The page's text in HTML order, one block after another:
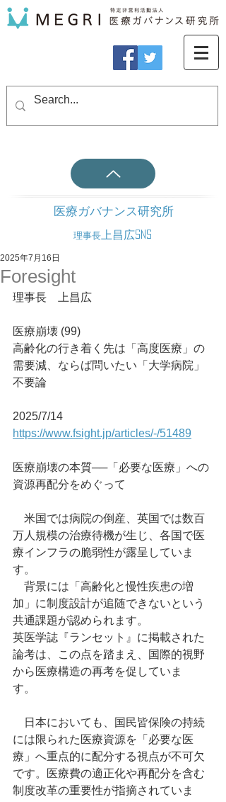
医療ガバナンス研究所
理事長 上昌広SNS
Foresight
2025年7月16日
理事長　上昌広
医療崩壊 (99)
高齢化の行き着く先は「高度医療」の
需要減、ならば問いたい「大学病院」
不要論
2025/7/14
https://www.fsight.jp/articles/-/51489
医療崩壊の本質──「必要な医療」への
資源再配分をめぐって
米国では病院の倒産、英国では数百
万人規模の治療待機が生じ、各国で医
療インフラの脆弱性が露呈していま
す。
背景には「高齢化と慢性疾患の増
加」に制度設計が追随できないという
共通課題が認められます。
英医学誌『ランセット』に掲載された
論考は、この点を踏まえ、国際的視野
から医療構造の再考を促していま
す。
日本においても、国民皆保険の持続
には限られた医療資源を「必要な医
療」へ重点的に配分する視点が不可欠
です。医療費の適正化や再配分を含む
制度改革の重要性が指摘されていま